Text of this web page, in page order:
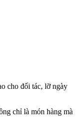
cho đối tác, lỡ ngày
chỉ là món hàng mà